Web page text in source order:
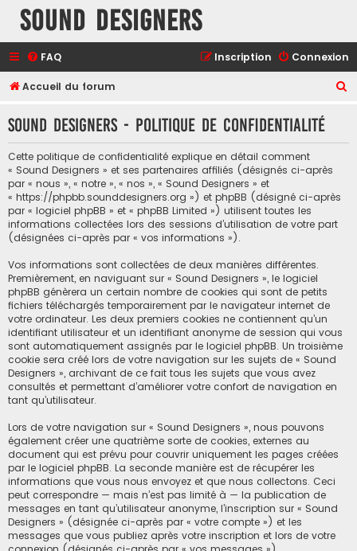
Sound Designers
FAQ Connexion
Inscription
Accueil du forum
h
Sound Designers - Politique de confidentialité
Cette politique de confidentialité explique en détail comment
« Sound Designers » et ses partenaires affiliés (désignés ci-après
par « nous », « notre », « nos », « Sound Designers » et
« https://phpbb.sounddesigners.org ») et phpBB (désigné ci-après
par « logiciel phpBB » et « phpBB Limited ») utilisent toutes les
informations collectées lors des sessions d’utilisation de votre part
(désignées ci-après par « vos informations »).
Vos informations sont collectées de deux manières différentes.
Premièrement, en naviguant sur « Sound Designers », le logiciel
phpBB génèrera un certain nombre de cookies qui sont de petits
fichiers téléchargés temporairement par le navigateur internet de
votre ordinateur. Les deux premiers cookies ne contiennent qu’un
identifiant utilisateur et un identifiant anonyme de session qui vous
sont automatiquement assignés par le logiciel phpBB. Un troisième
cookie sera créé lors de votre navigation sur les sujets de « Sound
Designers », archivant de ce fait tous les sujets que vous avez
consultés et permettant d’améliorer votre confort de navigation en
tant qu’utilisateur.
Lors de votre navigation sur « Sound Designers », nous pouvons
également créer une quatrième sorte de cookies, externes au
document qui est prévu pour couvrir uniquement les pages créées
par le logiciel phpBB. La seconde manière est de récupérer les
informations que vous nous envoyez et que nous collectons. Ceci
peut correspondre — mais n’est pas limité à — la publication de
messages en tant qu’utilisateur anonyme, l’inscription sur « Sound
Designers » (désignée ci-après par « votre compte ») et les
messages que vous publiez après votre inscription et lors de votre